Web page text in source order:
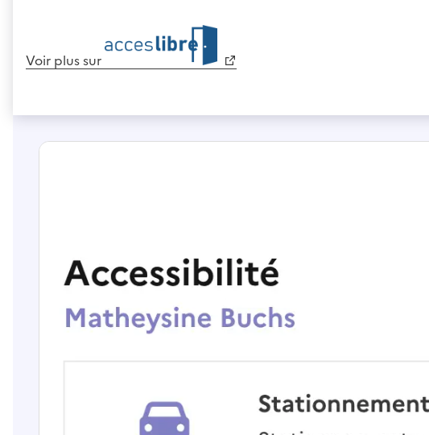
Voir plus sur